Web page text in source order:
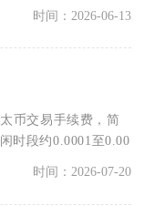
时间：2026-06-13
币交易手续费，简
时段约0.0001至0.00
时间：2026-07-20